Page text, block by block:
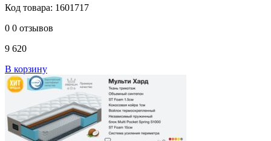
Код товара: 1601717
0 0 отзывов
9 620
В корзину